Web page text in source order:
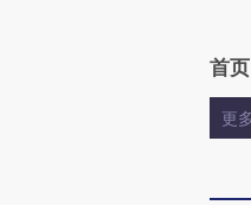
首页
更多